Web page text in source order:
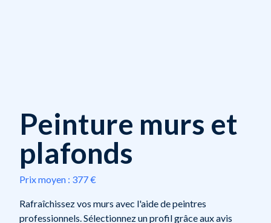
Peinture murs et
plafonds
Prix moyen : 377 €
Rafraîchissez vos murs avec l'aide de peintres
professionnels. Sélectionnez un profil grâce aux avis